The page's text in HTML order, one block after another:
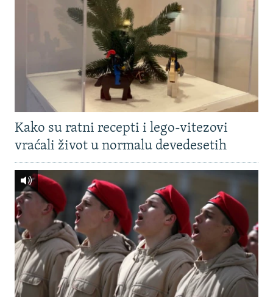
Kako su ratni recepti i lego-vitezovi
vraćali život u normalu devedesetih